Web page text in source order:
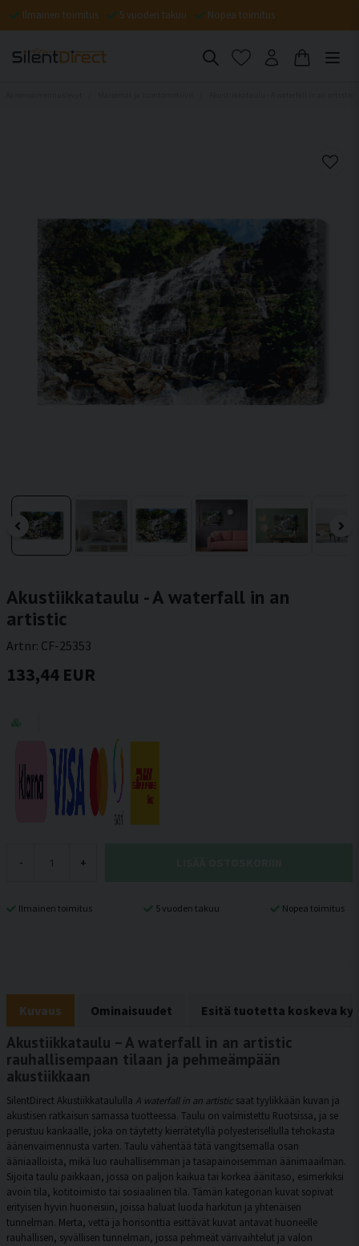
Ilmainen toimitus 5 vuoden takuu Nopea toimitus
Akustiikkataulu - A waterfall in an
artistic
Artnr: CF-25353
133,44 EUR
- +
Ilmainen toimitus 5 vuoden takuu Nopea toimitus
Kuvaus Ominaisuudet Esitä tuotetta koskeva
Akustiikkataulu – A waterfall in an artistic
rauhallisempaan tilaan ja pehmeämpään
akustiikkaan
SilentDirect Akustiikkataululla A waterfall in an artistic saat tyylikkään kuvan ja
akustisen ratkaisun samassa tuotteessa. Taulu on valmistettu Ruotsissa, ja se
perustuu kankaalle, joka on täytetty kierrätetyllä polyesterisellulla tehokasta
äänenvaimennusta varten. Taulu vähentää tätä vangitsemalla osan
ääniaalloista, mikä luo rauhallisemman ja tasapainoisemman äänimaailman.
Sijoita taulu paikkaan, jossa on paljon kaikua tai korkea äänitaso, esimerkiksi
avoin tila, kotitoimisto tai sosiaalinen tila. Tämän kategorian kuvat sopivat
erityisen hyvin huoneisiin, joissa haluat luoda harkitun ja yhtenäisen
tunnelman. Merta, vettä ja horisonttia esittävät kuvat antavat huoneelle
rauhallisen, syvällisen tunnelman, jossa pehmeät värivaihtelut ja valon